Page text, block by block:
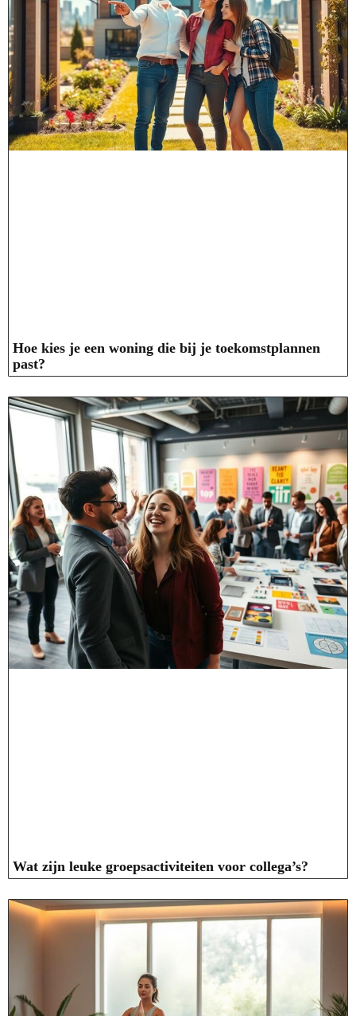
Hoe kies je een woning die bij je toekomstplannen
past?
Wat zijn leuke groepsactiviteiten voor collega’s?